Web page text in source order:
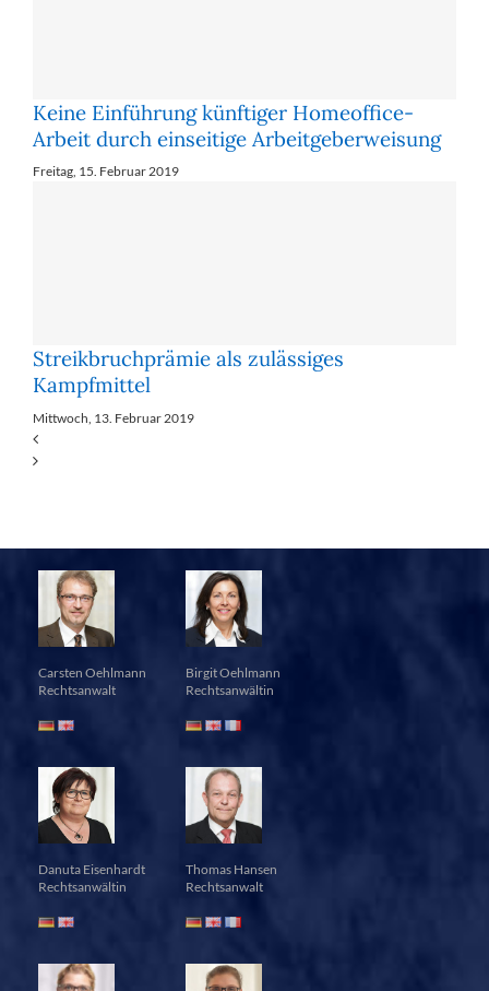
Keine Einführung künftiger Homeoffice-
Arbeit durch einseitige Arbeitgeberweisung
Freitag, 15. Februar 2019
Streikbruchprämie als zulässiges
Kampfmittel
Mittwoch, 13. Februar 2019
Carsten Oehlmann
Rechtsanwalt
Birgit Oehlmann
Rechtsanwältin
Danuta Eisenhardt
Rechtsanwältin
Thomas Hansen
Rechtsanwalt